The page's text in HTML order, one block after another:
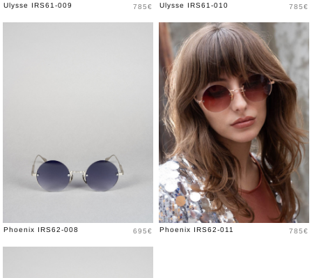
Ulysse IRS61-009 Prix
785€ Ulysse IRS61-010 Prix
785€
Phoenix IRS62-008 Prix
695€ Phoenix IRS62-011 Prix
785€